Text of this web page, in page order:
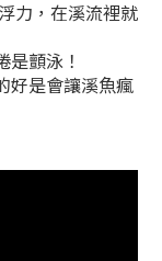
力，在溪流裡就
是顫泳！
好是會讓溪魚瘋